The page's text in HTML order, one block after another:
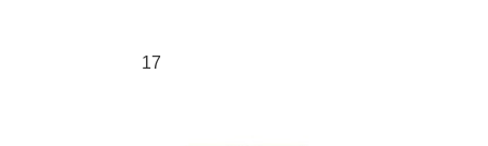
17